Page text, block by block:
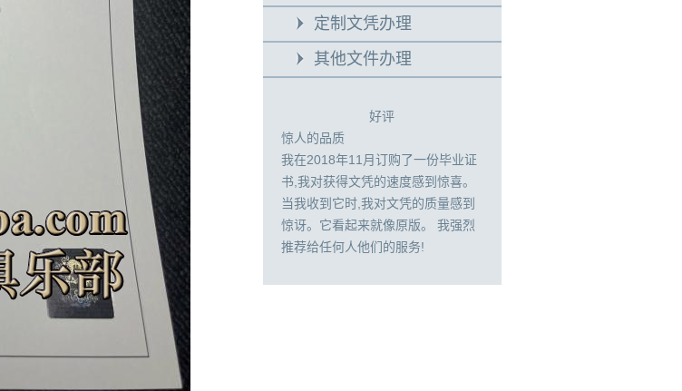
定制文凭办理
其他文件办理
好评
惊人的品质
我在2018年11月订购了一份毕业证
书,我对获得文凭的速度感到惊喜。
当我收到它时,我对文凭的质量感到
惊讶。它看起来就像原版。 我强烈
推荐给任何人他们的服务!